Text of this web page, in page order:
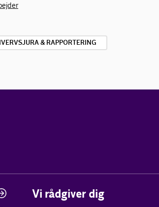
& RAPPORTERING
Vi rådgiver dig